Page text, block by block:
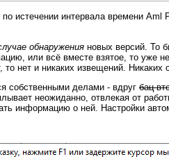
истечении интервала времени
обнаружения новых версий. То
или всё вместе взятое, то уже
нет и никаких извещений. Никаких
собственными делами - вдруг бац
неожиданно, отвлекая от
информацию о ней. Настройки